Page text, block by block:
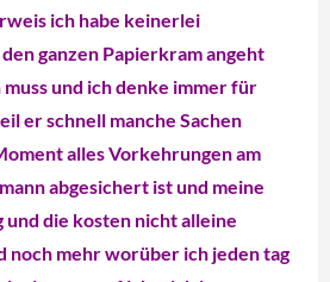
ich habe keinerlei
ganzen Papierkram angeht
muss und ich denke immer für
er schnell manche Sachen
alles Vorkehrungen am
abgesichert ist und meine
die kosten nicht alleine
noch mehr worüber ich jeden tag